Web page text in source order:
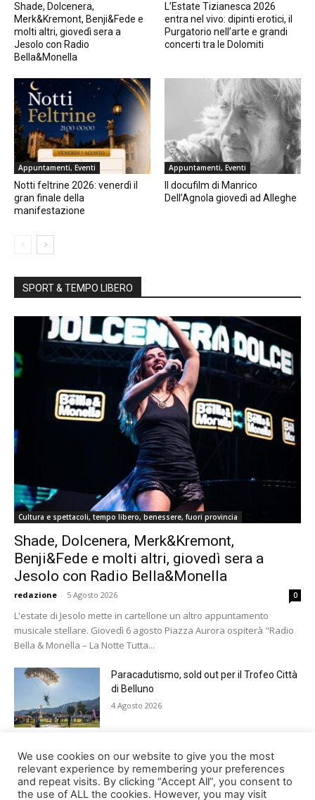
Shade, Dolcenera,
Merk&Kremont, Benji&Fede e
molti altri, giovedì sera a
Jesolo con Radio
Bella&Monella
L’Estate Tizianesca 2026
entra nel vivo: dipinti erotici, il
Purgatorio nell’arte e grandi
concerti tra le Dolomiti
Appuntamenti, Eventi
Notti feltrine 2026: venerdì il
gran finale della
manifestazione
Appuntamenti, Eventi
Il docufilm di Manrico
Dell’Agnola giovedì ad Alleghe
SPORT & TEMPO LIBERO
Cultura e spettacoli, tempo libero, benessere, fuori provincia
Shade, Dolcenera, Merk&Kremont,
Benji&Fede e molti altri, giovedì sera a
Jesolo con Radio Bella&Monella
redazione - 5 Agosto 2026 0
L'estate di Jesolo mette in cartellone un altro appuntamento
musicale stellare. Giovedì 6 agosto Piazza Aurora ospiterà "Radio
Bella & Monella – La Notte Tutta...
Paracadutismo, sold out per il Trofeo Città
di Belluno
4 Agosto 2026
Notti feltrine 2026: venerdì il gran finale
della manifestazione
4 Agosto 2026
We use cookies on our website to give you the most
relevant experience by remembering your preferences
and repeat visits. By clicking “Accept All”, you consent to
the use of ALL the cookies. However, you may visit